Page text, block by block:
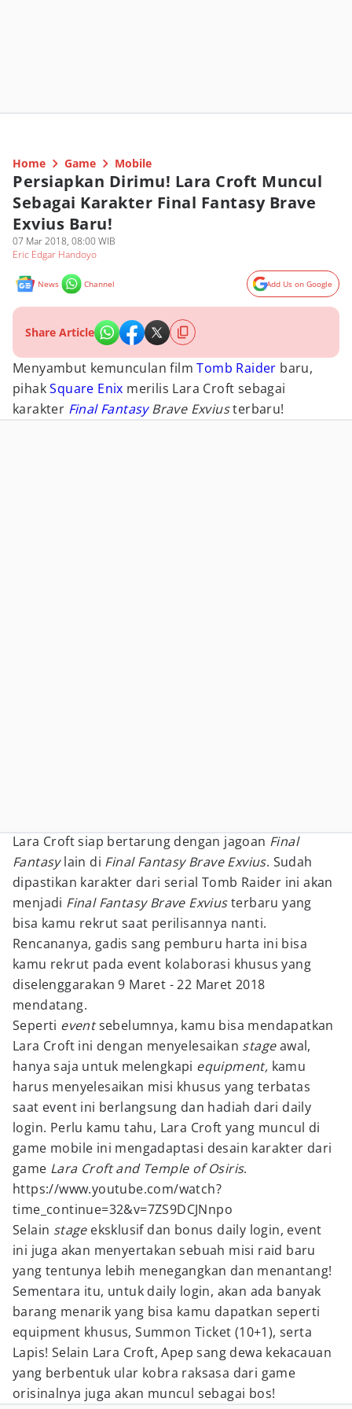
Home Game Mobile
Persiapkan Dirimu! Lara Croft Muncul
Sebagai Karakter Final Fantasy Brave
Exvius Baru!
07 Mar 2018, 08:00 WIB
Eric Edgar Handoyo
News Channel Add Us on Google
Share Article
Menyambut kemunculan filmTomb Raider baru,
pihakSquare Enix merilis Lara Croft sebagai
karakter Final FantasyBrave Exviusterbaru!
Lara Croft siap bertarung dengan jagoan Final
Fantasylain di Final Fantasy Brave Exvius. Sudah
dipastikan karakter dari serial Tomb Raider ini akan
menjadi Final Fantasy Brave Exviusterbaru yang
bisa kamu rekrut saat perilisannya nanti.
Rencananya, gadis sang pemburu harta ini bisa
kamu rekrut pada event kolaborasi khusus yang
diselenggarakan 9 Maret - 22 Maret 2018
mendatang.
Seperti eventsebelumnya, kamu bisa mendapatkan
Lara Croft ini dengan menyelesaikan stageawal,
hanya saja untuk melengkapi equipment, kamu
harus menyelesaikan misi khusus yang terbatas
saat event ini berlangsung dan hadiah dari daily
login. Perlu kamu tahu, Lara Croft yang muncul di
game mobile ini mengadaptasi desain karakter dari
game Lara Croft and Temple of Osiris.
https://www.youtube.com/watch?
time_continue=32&v=7ZS9DCJNnpo
Selain stageeksklusif dan bonus daily login, event
ini juga akan menyertakan sebuah misi raid baru
yang tentunya lebih menegangkan dan menantang!
Sementara itu, untuk daily login, akan ada banyak
barang menarik yang bisa kamu dapatkan seperti
equipment khusus, Summon Ticket (10+1), serta
Lapis! Selain Lara Croft, Apep sang dewa kekacauan
yang berbentuk ular kobra raksasa dari game
orisinalnya juga akan muncul sebagai bos!